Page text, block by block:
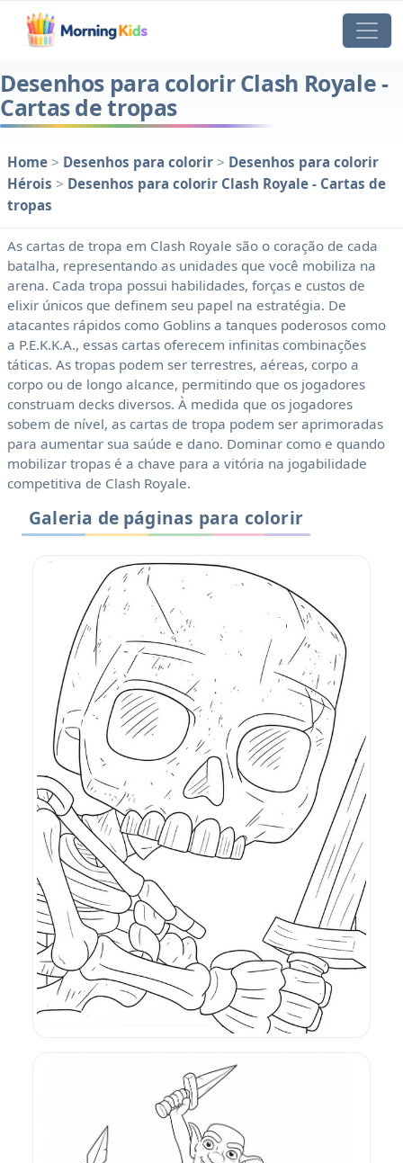
Desenhos para colorir Clash Royale -
Cartas de tropas
Home > Desenhos para colorir > Desenhos para colorir
Hérois > Desenhos para colorir Clash Royale - Cartas de
tropas
As cartas de tropa em Clash Royale são o coração de cada
batalha, representando as unidades que você mobiliza na
arena. Cada tropa possui habilidades, forças e custos de
elixir únicos que definem seu papel na estratégia. De
atacantes rápidos como Goblins a tanques poderosos como
a P.E.K.K.A., essas cartas oferecem infinitas combinações
táticas. As tropas podem ser terrestres, aéreas, corpo a
corpo ou de longo alcance, permitindo que os jogadores
construam decks diversos. À medida que os jogadores
sobem de nível, as cartas de tropa podem ser aprimoradas
para aumentar sua saúde e dano. Dominar como e quando
mobilizar tropas é a chave para a vitória na jogabilidade
competitiva de Clash Royale.
Galeria de páginas para colorir